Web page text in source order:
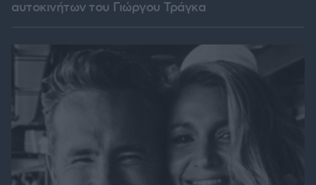
αυτοκινήτων του Γιώργου Τράγκα